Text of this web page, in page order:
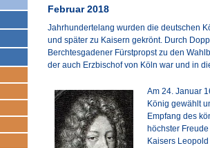
Februar 2018
Jahrhundertelang wurden die deutschen
und später zu Kaisern gekrönt. Durch
Berchtesgadener Fürstpropst zu den
der auch Erzbischof von Köln war und in
Am 24. Januar
König gewählt
Empfang des
höchster
Kaisers